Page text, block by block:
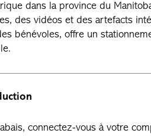
dans la province du
des vidéos et des artefacts
bénévoles, offre un
connectez-vous à votre